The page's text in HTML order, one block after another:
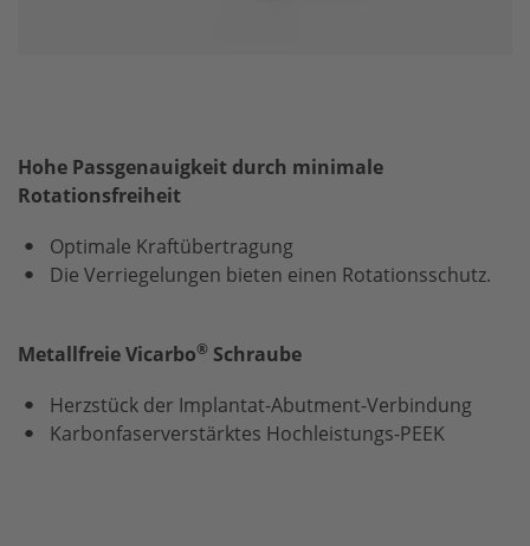
Hohe Passgenauigkeit durch minimale
Rotationsfreiheit
Optimale Kraftübertragung
Die Verriegelungen bieten einen Rotationsschutz.
Metallfreie Vicarbo® Schraube
Herzstück der Implantat-Abutment-Verbindung
Karbonfaserverstärktes Hochleistungs-PEEK